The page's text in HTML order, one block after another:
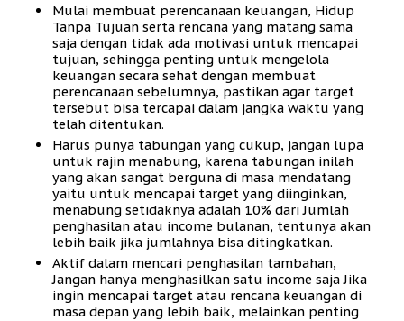
Mulai membuat perencanaan keuangan, Hidup
Tanpa Tujuan serta rencana yang matang sama
saja dengan tidak ada motivasi untuk mencapai
tujuan, sehingga penting untuk mengelola
keuangan secara sehat dengan membuat
perencanaan sebelumnya, pastikan agar target
tersebut bisa tercapai dalam jangka waktu yang
telah ditentukan.
Harus punya tabungan yang cukup, jangan lupa
untuk rajin menabung, karena tabungan inilah
yang akan sangat berguna di masa mendatang
yaitu untuk mencapai target yang diinginkan,
menabung setidaknya adalah 10% dari Jumlah
penghasilan atau income bulanan, tentunya akan
lebih baik jika jumlahnya bisa ditingkatkan.
Aktif dalam mencari penghasilan tambahan,
Jangan hanya menghasilkan satu income saja Jika
ingin mencapai target atau rencana keuangan di
masa depan yang lebih baik, melainkan penting